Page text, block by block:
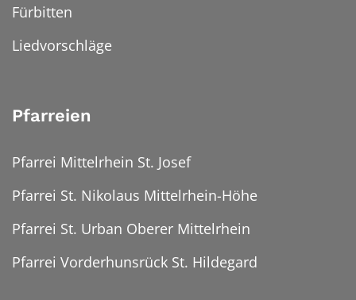
Fürbitten
Liedvorschläge
Pfarreien
Pfarrei Mittelrhein St. Josef
Pfarrei St. Nikolaus Mittelrhein-Höhe
Pfarrei St. Urban Oberer Mittelrhein
Pfarrei Vorderhunsrück St. Hildegard